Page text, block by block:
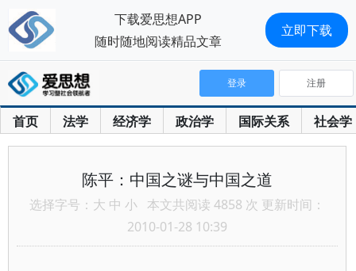
首页 法学 经济学 政治学 国际关系 社会学
登录 注册
陈平：中国之谜与中国之道
选择字号： 大 中 小 本文共阅读 4858 次 更新时间：
2010-01-28 10:39
下载爱思想APP
随时随地阅读精品文章
立即下载